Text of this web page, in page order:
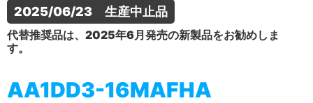
2025/06/23　生産中止品
代替推奨品は、2025年6月発売の新製品をお勧めしま
す。
AA1DD3-16MAFHA